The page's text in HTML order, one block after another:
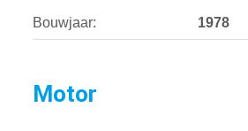
Bouwjaar: 1978
Motor